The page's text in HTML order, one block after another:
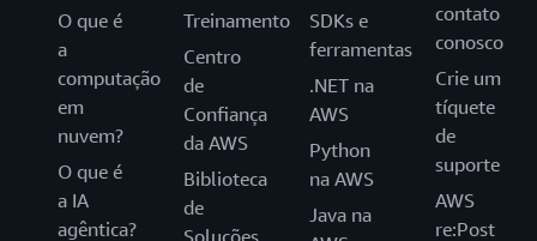
O que é
a
computação
em
nuvem?
O que é
a IA
agêntica?
Treinamento
Centro
de
Confiança
da AWS
Biblioteca
de
SDKs e
ferramentas
.NET na
AWS
Python
na AWS
Java na
contato
conosco
Crie um
tíquete
de
suporte
AWS
re:Post